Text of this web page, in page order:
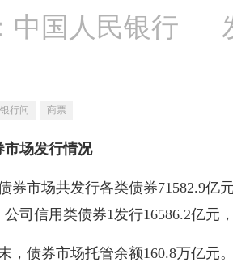
中国人民银行
银行间 商票
市场发行情况
券市场共发行各类债券71582.9亿
公司信用类债券1发行16586.2亿元
，债券市场托管余额160.8万亿元